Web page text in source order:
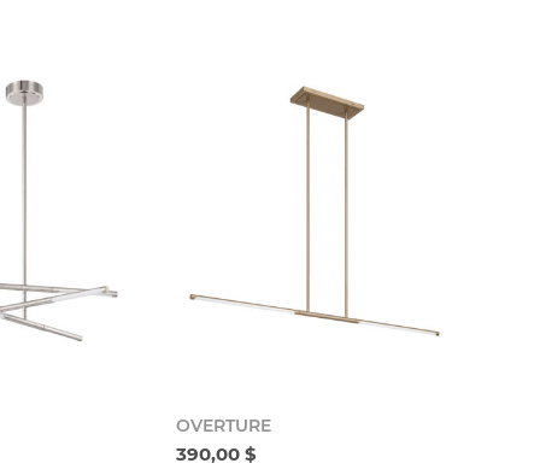
OVERTURE
390,00 $